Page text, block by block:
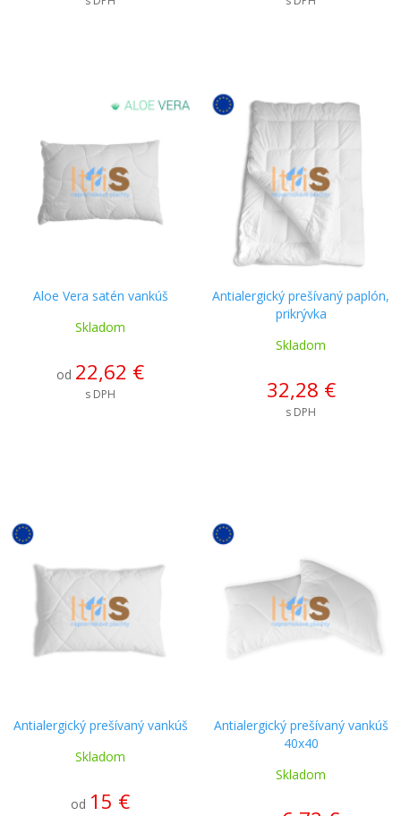
Aloe Vera satén vankúš
Skladom
od 22,62 €
s DPH
Antialergický prešívaný paplón,
prikrývka
Skladom
32,28 €
s DPH
Antialergický prešívaný vankúš
Skladom
od 15 €
Antialergický prešívaný vankúš
40x40
Skladom